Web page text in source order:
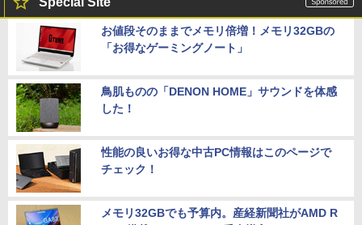
お値段そのままでメモリ倍増！メモリ32GBの
「お得なゲーミングノート」
鳥肌ものの「DENON HOME」サウンドを体感
した！
性能の良いお得な中古PC情報はこのページで
チェック！
メモリ32GBでも予算内。産経新聞社がAMD R